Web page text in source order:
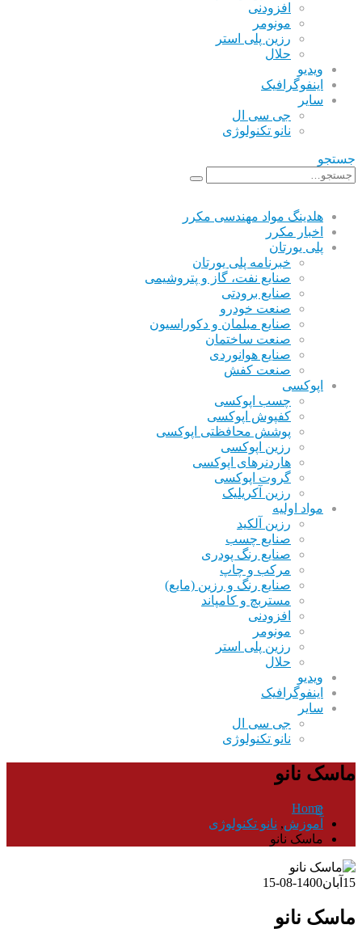
افزودنی
مونومر
رزین پلی استر
حلال
ویدیو
اینفوگرافیک
سایر
جی سی ال
نانو تکنولوژی
جستجو
هلدینگ مواد مهندسی مکرر
اخبار مکرر
پلی یورتان
خبرنامه پلی یورتان
صنایع نفت، گاز و پتروشیمی
صنایع برودتی
صنعت خودرو
صنایع مبلمان و دکوراسیون
صنعت ساختمان
صنایع هوانوردی
صنعت کفش
اپوکسی
چسب اپوکسی
کفپوش اپوکسی
پوشش محافظتی اپوکسی
رزین اپوکسی
هاردنرهای اپوکسی
گروت اپوکسی
رزین آکریلیک
مواد اولیه
رزین آلکید
صنایع چسب
صنایع رنگ پودری
مرکب و چاپ
صنایع رنگ و رزین (مایع)
مستربچ و کامپاند
افزودنی
مونومر
رزین پلی استر
حلال
ویدیو
اینفوگرافیک
سایر
جی سی ال
نانو تکنولوژی
ماسک نانو
Home
آموزش, نانو تکنولوژی
ماسک نانو
15 آبان1400-08-15
ماسک نانو